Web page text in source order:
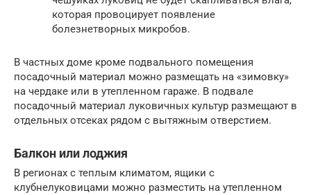
которая провоцирует появление
болезнетворных микробов.
В частных доме кроме подвального помещения
посадочный материал можно размещать на «зимовку»
на чердаке или в утепленном гараже. В подвале
посадочный материал луковичных культур размещают в
отдельных отсеках рядом с вытяжным отверстием.
Балкон или лоджия
В регионах с теплым климатом, ящики с
клубнелуковицами можно разместить на утепленном